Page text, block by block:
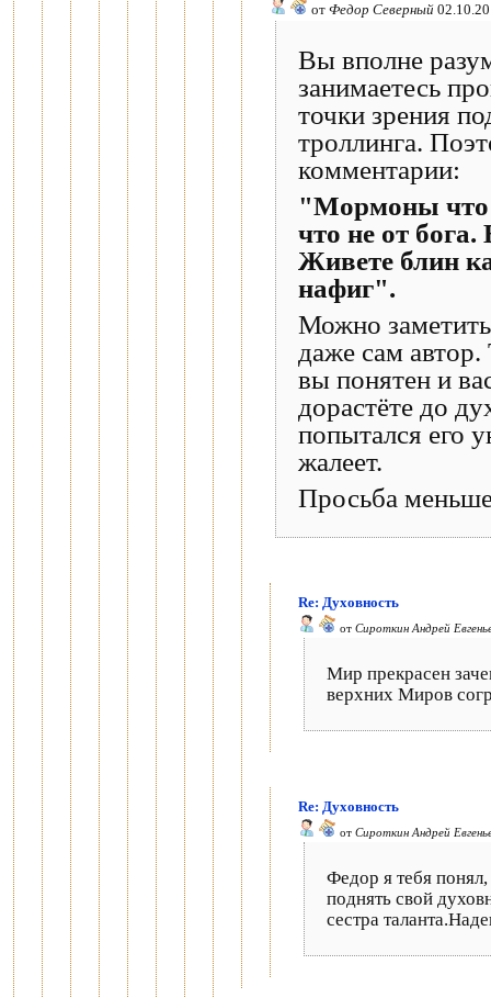
от Федор Северный
Вы вполне
занимаетесь
точки зрения
троллинга.
комментарии:
"Мормоны что
что не от
Живете блин
нафиг".
Можно
даже сам
вы понятен и
дорастёте до
попытался его
жалеет.
Просьба
Re: Духовность
от Сироткин Андрей
Мир прекрасен
верхних Миров
Re: Духовность
от Сироткин Андрей
Федор я тебя
поднять свой
сестра